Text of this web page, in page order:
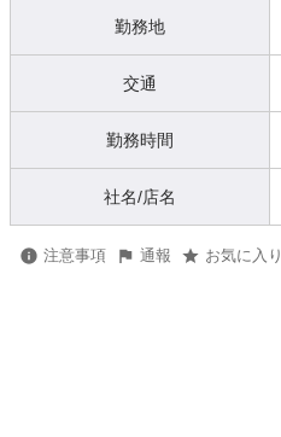
勤務地
交通
勤務時間
社名/店名
注意事項 通報 お気に入り